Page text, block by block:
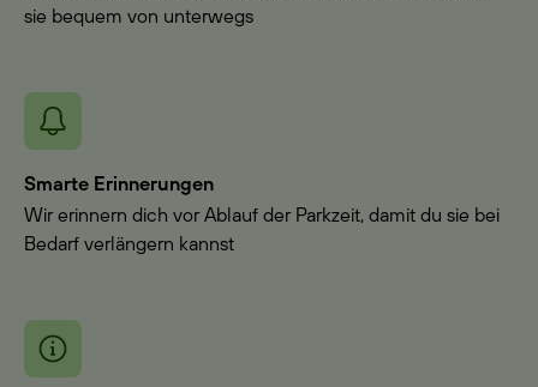
sie bequem von unterwegs
Smarte Erinnerungen
Wir erinnern dich vor Ablauf der Parkzeit, damit du sie bei
Bedarf verlängern kannst